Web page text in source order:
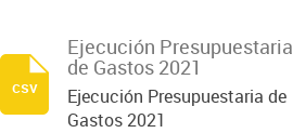
Ejecución Presupuestaria
de Gastos 2021
Ejecución Presupuestaria de
Gastos 2021
csv